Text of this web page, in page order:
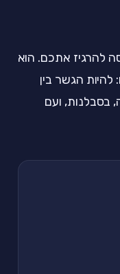
להרגיז אתכם. הוא
הגשר בין
בסבלנות, ועם